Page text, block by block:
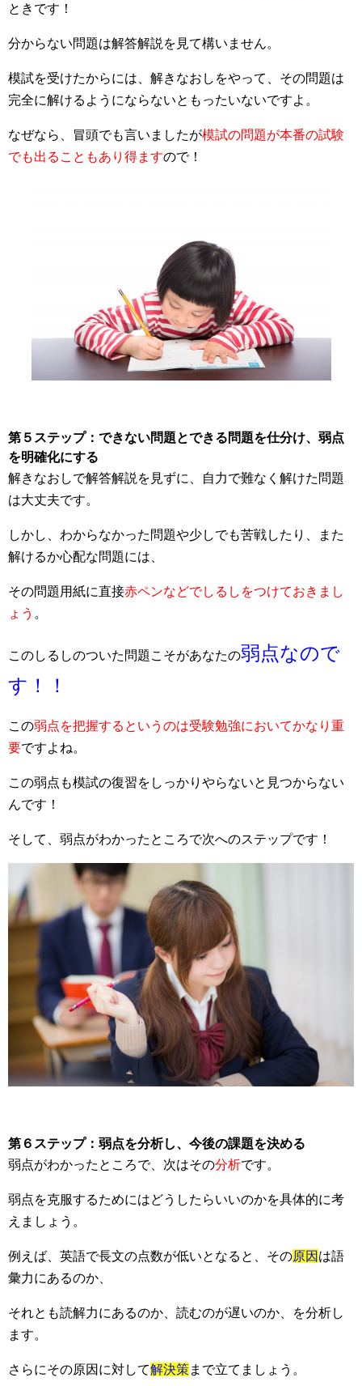
ときです！
分からない問題は解答解説を見て構いません。
模試を受けたからには、解きなおしをやって、その問題は
完全に解けるようにならないともったいないですよ。
なぜなら、冒頭でも言いましたが模試の問題が本番の試験
でも出ることもあり得ますので！
第５ステップ：できない問題とできる問題を仕分け、弱点
を明確化にする
解きなおしで解答解説を見ずに、自力で難なく解けた問題
は大丈夫です。
しかし、わからなかった問題や少しでも苦戦したり、また
解けるか心配な問題には、
その問題用紙に直接赤ペンなどでしるしをつけておきまし
ょう 。
このしるしのついた問題こそがあなたの弱点なので
す！！
この弱点を把握するというのは受験勉強においてかなり重
要ですよね。
この弱点も模試の復習をしっかりやらないと見つからない
んです！
そして、弱点がわかったところで次へのステップです！
第６ステップ：弱点を分析し、今後の課題を決める
弱点がわかったところで、次はその分析です。
弱点を克服するためにはどうしたらいいのかを具体的に考
えましょう。
例えば、英語で長文の点数が低いとなると、その原因 は語
彙力にあるのか、
それとも読解力にあるのか、読むのが遅いのか、を分析し
ます。
さらにその原因に対して解決策まで立てましょう。